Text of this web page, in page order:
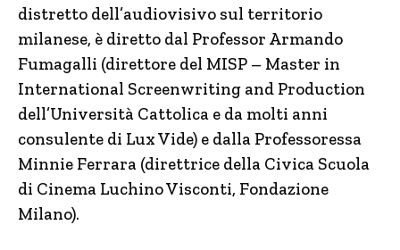
distretto dell’audiovisivo sul territorio
milanese, è diretto dal Professor Armando
Fumagalli (direttore del MISP – Master in
International Screenwriting and Production
dell’Università Cattolica e da molti anni
consulente di Lux Vide) e dalla Professoressa
Minnie Ferrara (direttrice della Civica Scuola
di Cinema Luchino Visconti, Fondazione
Milano).